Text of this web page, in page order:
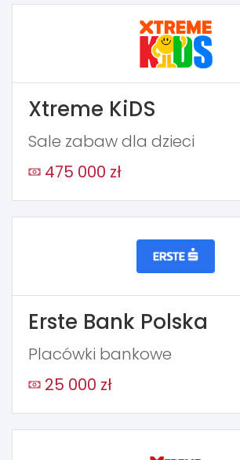
Xtreme KiDS
Sale zabaw dla dzieci
475 000 zł
Erste Bank Polska
Placówki bankowe
25 000 zł